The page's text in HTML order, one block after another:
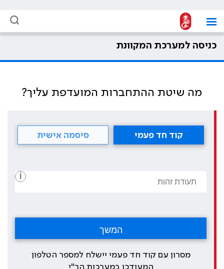
כניסה למערכת המקוונת
מה שיטת ההתחברות המועדפת עליך?
קוד חד פעמי סיסמה אישית
i
מסרון עם קוד חד פעמי יישלח למספר הטלפון
המעודכן במערכות הר"י